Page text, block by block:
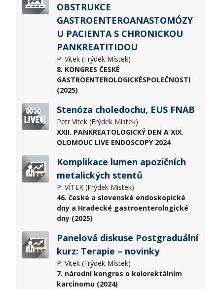
OBSTRUKCE
GASTROENTEROANASTOMÓZY
U PACIENTA S CHRONICKOU
PANKREATITIDOU
P. Vítek (Frýdek Místek)
8. KONGRES ČESKÉ
GASTROENTEROLOGICKÉSPOLEČNOSTI
(2025)
Stenóza choledochu, EUS FNAB
Petr Vítek (Frýdek Místek)
XXII. PANKREATOLOGICKÝ DEN A XIX.
OLOMOUC LIVE ENDOSCOPY 2024
Komplikace lumen apozičních
metalických stentů
P. VÍTEK (Frýdek Místek)
46. české a slovenské endoskopické
dny a Hradecké gastroenterologické
dny (2025)
Panelová diskuse Postgraduální
kurz: Terapie – novinky
P. Vítek (Frýdek Místek)
7. národní kongres o kolorektálním
karcinomu (2024)